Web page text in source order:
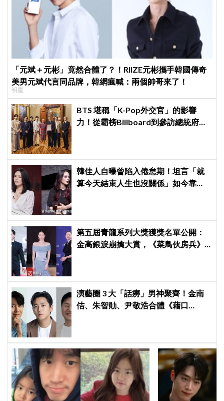
「元斌＋元彬」竟然合體了？！RIIZE元彬攜手韓國傳奇
美男元斌代言同品牌，韓網瘋喊：兩個帥哥來了！
明星
BTS 堪稱「K-Pop外交官」的影響
力！從霸榜Billboard到參訪總統府，
韓佳人自曝曾陷入倦怠期！坦言「就
算今天結束人生也沒關係」如今靠
第五屆青龍系列大獎獲獎名單公開：
金高銀淚崩擒大賞，《菜鳥伙房兵》
演藝圈 3 大「話癆」男神聚齊！金南
佶、朱智勛、尹敬浩合體《藉口